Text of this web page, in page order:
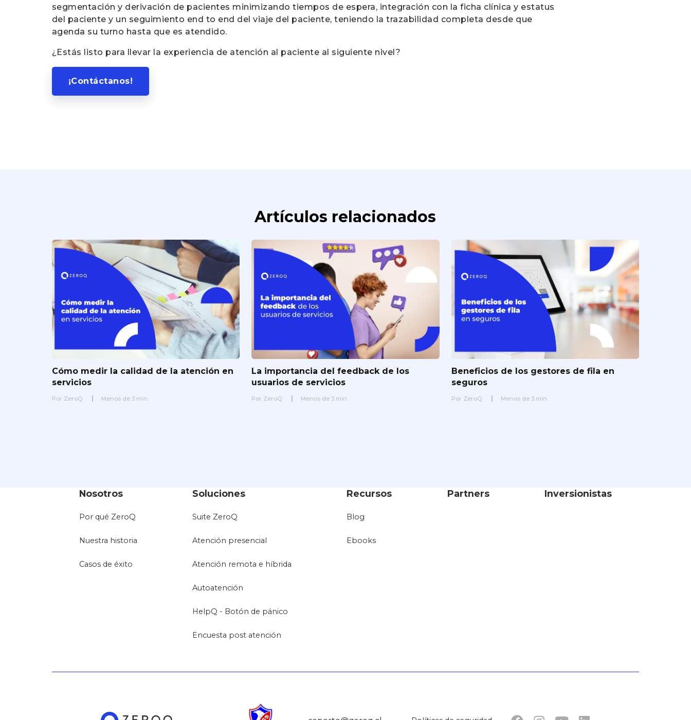
segmentación y derivación de pacientes minimizando tiempos de espera, integración con la ficha clínica y estatus
del paciente y un seguimiento end to end del viaje del paciente, teniendo la trazabilidad completa desde que
agenda su turno hasta que es atendido.
¿Estás listo para llevar la experiencia de atención al paciente al siguiente nivel?
¡Contáctanos!
Artículos relacionados
Cómo medir la calidad de la atención en
servicios
Por ZeroQ Menos de 3 min.
La importancia del feedback de los
usuarios de servicios
Por ZeroQ Menos de 3 min.
Beneficios de los gestores de fila en
seguros
Por ZeroQ Menos de 3 min.
Nosotros
Por qué ZeroQ
Nuestra historia
Casos de éxito
Soluciones
Suite ZeroQ
Atención presencial
Atención remota e híbrida
Autoatención
HelpQ - Botón de pánico
Encuesta post atención
Recursos
Blog
Ebooks
Partners Inversionistas